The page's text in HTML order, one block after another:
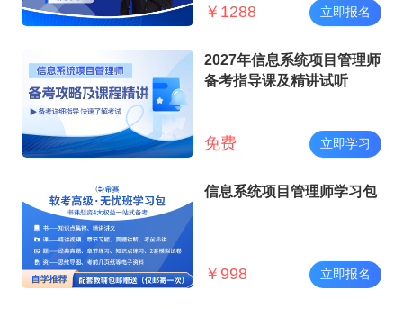
￥ 1288 立即报名
2027年信息系统项目管理师
备考指导课及精讲试听
免费 立即学习
信息系统项目管理师学习包
￥ 998 立即报名